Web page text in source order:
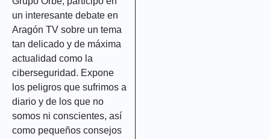
un interesante debate en
Aragón TV sobre un tema
tan delicado y de máxima
actualidad como la
ciberseguridad. Expone
los peligros que sufrimos a
diario y de los que no
somos ni conscientes, así
como pequeños consejos